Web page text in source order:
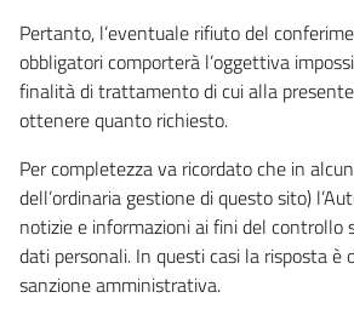
Pertanto, l’eventuale rifiuto del
obbligatori comporterà l’oggettiva
finalità di trattamento di cui alla
ottenere quanto richiesto.
Per completezza va ricordato che in
dell’ordinaria gestione di questo sito)
notizie e informazioni ai fini del
dati personali. In questi casi la risposta è
sanzione amministrativa.